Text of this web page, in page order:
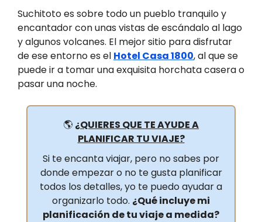
Suchitoto es sobre todo un pueblo tranquilo y
encantador con unas vistas de escándalo al lago
y algunos volcanes. El mejor sitio para disfrutar
de ese entorno es el Hotel Casa 1800, al que se
puede ir a tomar una exquisita horchata casera o
pasar una noche.
🌎 ¿QUIERES QUE TE AYUDE A
PLANIFICAR TU VIAJE?
Si te encanta viajar, pero no sabes por
donde empezar o no te gusta planificar
todos los detalles, yo te puedo ayudar a
organizarlo todo. ¿Qué incluye mi
planificación de tu viaje a medida?